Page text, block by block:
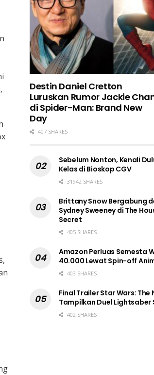
Destin Daniel Cretton
Luruskan Rumor Jackie
di Spider-Man: Brand New
Day
407 SHARES
Sebelum Nonton, Kenali
Kelas di Bioskop CGV
31942 SHARES
Brittany Snow Bergabung
Sydney Sweeney di The
Secret
405 SHARES
Amazon Perluas Semesta
40.000 Lewat Spin-off
403 SHARES
Final Trailer Star Wars: The
Tampilkan Duel Lightsaber
402 SHARES